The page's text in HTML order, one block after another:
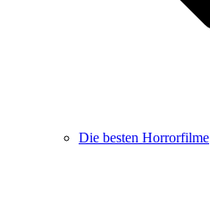
Die besten Horrorfilme